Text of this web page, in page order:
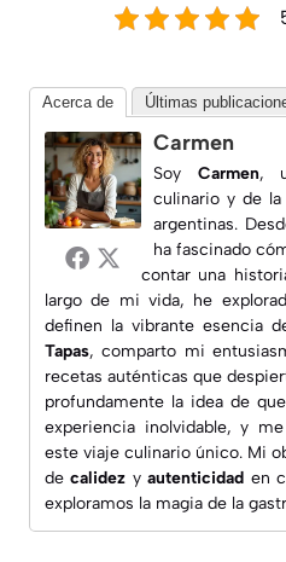
Acerca de Últimas
Carmen
Soy Carmen,
culinario y de
argentinas.
ha fascinado
contar una
largo de mi vida, he
definen la vibrante esencia
Tapas, comparto mi
recetas auténticas que
profundamente la idea de
experiencia inolvidable, y
este viaje culinario único. Mi
decalidez yautenticidad en
exploramos la magia de la